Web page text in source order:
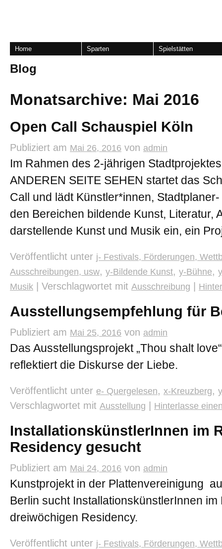
Home Sparten Spielstätten
Blog
Monatsarchive: Mai 2016
Open Call Schauspiel Köln
Publiziert am Mai 26, 2016 von admin
Im Rahmen des 2-jährigen
ANDEREN SEITE SEHEN startet das
Call und lädt Künstler*innen,
den Bereichen bildende Kunst, Literatur,
darstellende Kunst und Musik ein, ein
Veröffentlicht unter j- Festivals, Förderungen,
Ausschreibungen, usw, y-Bildende Kunst, y-Bühne,
Musik
Verschlagwortet mit Ausschreibung
Ausstellungsempfehlung für
Publiziert am Mai 25, 2016 von admin
Das Ausstellungsprojekt „Thou shalt
reflektiert die Diskurse der Liebe.
Veröffentlicht unter e- Quergelesen, x-Kreuzberg,
Verschlagwortet mit Ausstellung Hinterlasse
InstallationskünstlerInnen im
Residency gesucht
Publiziert am Mai 24, 2016 von admin
Kunstprojekt in der Plattenvereinigung
Berlin sucht InstallationskünstlerInnen im
dreiwöchigen Residency.
Veröffentlicht unter j- Festivals, Förderungen,